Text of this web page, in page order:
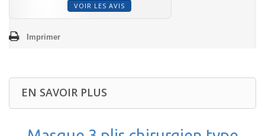
VOIR LES AVIS
Imprimer
EN SAVOIR PLUS